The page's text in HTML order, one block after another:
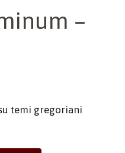
–
temi gregoriani